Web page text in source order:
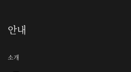
안내
소개